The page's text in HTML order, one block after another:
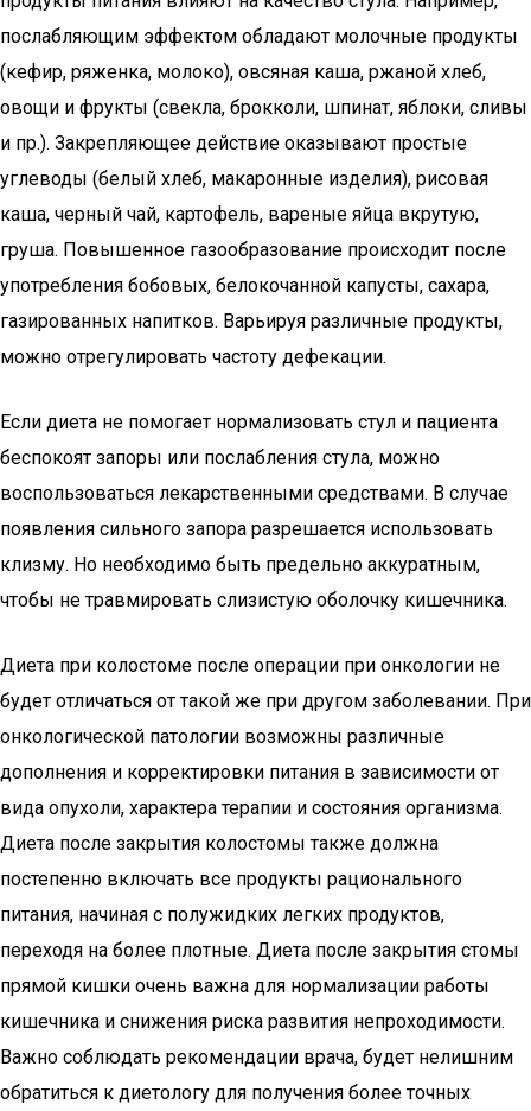
послабляющим эффектом обладают молочные продукты
(кефир, ряженка, молоко), овсяная каша, ржаной хлеб,
овощи и фрукты (свекла, брокколи, шпинат, яблоки, сливы
и пр.). Закрепляющее действие оказывают простые
углеводы (белый хлеб, макаронные изделия), рисовая
каша, черный чай, картофель, вареные яйца вкрутую,
груша. Повышенное газообразование происходит после
употребления бобовых, белокочанной капусты, сахара,
газированных напитков. Варьируя различные продукты,
можно отрегулировать частоту дефекации.
Если диета не помогает нормализовать стул и пациента
беспокоят запоры или послабления стула, можно
воспользоваться лекарственными средствами. В случае
появления сильного запора разрешается использовать
клизму. Но необходимо быть предельно аккуратным,
чтобы не травмировать слизистую оболочку кишечника.
Диета при колостоме после операции при онкологии не
будет отличаться от такой же при другом заболевании. При
онкологической патологии возможны различные
дополнения и корректировки питания в зависимости от
вида опухоли, характера терапии и состояния организма.
Диета после закрытия колостомы также должна
постепенно включать все продукты рационального
питания, начиная с полужидких легких продуктов,
переходя на более плотные. Диета после закрытия стомы
прямой кишки очень важна для нормализации работы
кишечника и снижения риска развития непроходимости.
Важно соблюдать рекомендации врача, будет нелишним
обратиться к диетологу для получения более точных